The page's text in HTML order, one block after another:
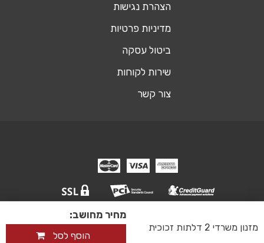
מזנון משרדי 2 דלתות זכוכית
מחיר מחושב:
הוסף לסל
הצהרת נגישות
מדיניות פרטיות
ביטול עסקה
שירות לקוחות
צור קשר
© כל הזכויות שמורות אופיסשופ ריהוט משרדי
אקסטרה דיגיטל - שיווק דיגיטלי ובניית אתר